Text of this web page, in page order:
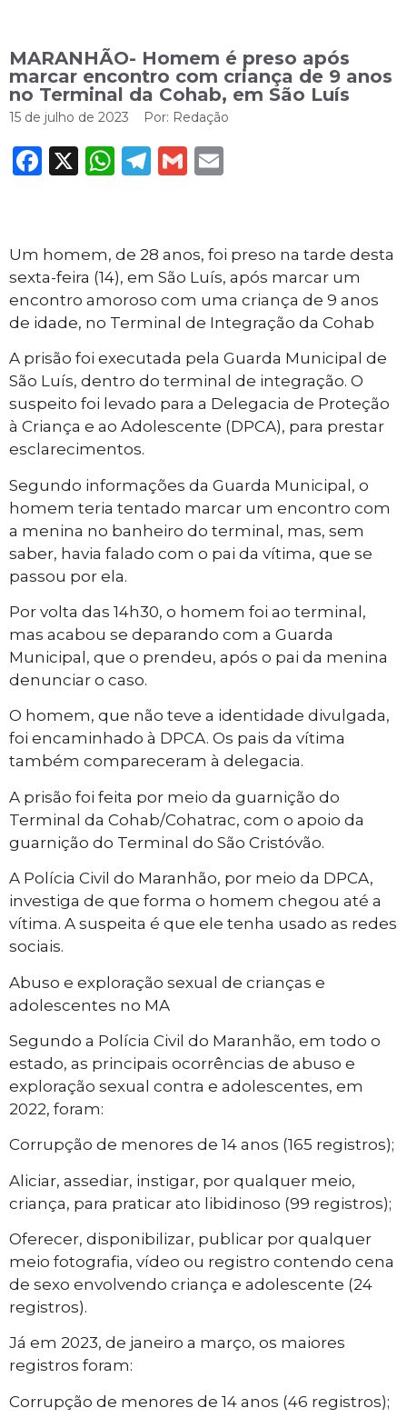
MARANHÃO- Homem é preso após
marcar encontro com criança de 9 anos
no Terminal da Cohab, em São Luís
15 de julho de 2023 Por: Redação
Facebook
X WhatsApp
Telegram
Gmail
Um homem, de 28 anos, foi preso na tarde desta
sexta-feira (14), em São Luís, após marcar um
encontro amoroso com uma criança de 9 anos
de idade, no Terminal de Integração da Cohab
A prisão foi executada pela Guarda Municipal de
São Luís, dentro do terminal de integração. O
suspeito foi levado para a Delegacia de Proteção
à Criança e ao Adolescente (DPCA), para prestar
esclarecimentos.
Segundo informações da Guarda Municipal, o
homem teria tentado marcar um encontro com
a menina no banheiro do terminal, mas, sem
saber, havia falado com o pai da vítima, que se
passou por ela.
Por volta das 14h30, o homem foi ao terminal,
mas acabou se deparando com a Guarda
Municipal, que o prendeu, após o pai da menina
denunciar o caso.
O homem, que não teve a identidade divulgada,
foi encaminhado à DPCA. Os pais da vítima
também compareceram à delegacia.
A prisão foi feita por meio da guarnição do
Terminal da Cohab/Cohatrac, com o apoio da
guarnição do Terminal do São Cristóvão.
A Polícia Civil do Maranhão, por meio da DPCA,
investiga de que forma o homem chegou até a
vítima. A suspeita é que ele tenha usado as redes
sociais.
Abuso e exploração sexual de crianças e
adolescentes no MA
Segundo a Polícia Civil do Maranhão, em todo o
estado, as principais ocorrências de abuso e
exploração sexual contra e adolescentes, em
2022, foram:
Corrupção de menores de 14 anos (165 registros);
Aliciar, assediar, instigar, por qualquer meio,
criança, para praticar ato libidinoso (99 registros);
Oferecer, disponibilizar, publicar por qualquer
meio fotografia, vídeo ou registro contendo cena
de sexo envolvendo criança e adolescente (24
registros).
Já em 2023, de janeiro a março, os maiores
registros foram:
Corrupção de menores de 14 anos (46 registros);